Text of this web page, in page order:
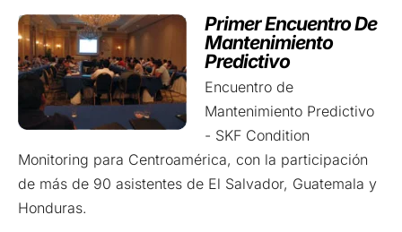
Primer Encuentro De
Mantenimiento
Predictivo
Encuentro de
Mantenimiento Predictivo
- SKF Condition
Monitoring para Centroamérica, con la participación
de más de 90 asistentes de El Salvador, Guatemala y
Honduras.